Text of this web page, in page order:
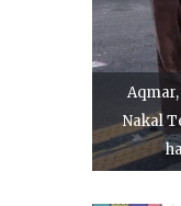
Aqmar,
Nakal